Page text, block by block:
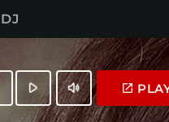
play_arrow volume_up launch